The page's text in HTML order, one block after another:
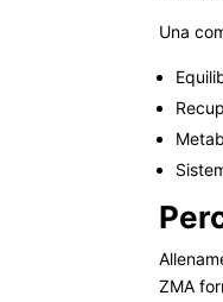
Una
ZMA